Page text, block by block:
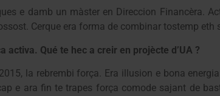
e damb un màster en Direccion Financèra.
Cerque era forma de combinar tostemp
Qué te hec a creir en projècte d’UA ?
la rebrembi força. Era illusion e bona
e ara fin te trapes força comode sajant de